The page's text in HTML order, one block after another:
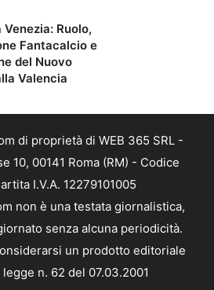
Ruolo,
Fantacalcio e
del Nuovo
Valencia
di proprietà di WEB 365 SRL -
10, 00141 Roma (RM) - Codice
I.V.A. 12279101005
non è una testata giornalistica,
senza alcuna periodicità.
un prodotto editoriale
n. 62 del 07.03.2001